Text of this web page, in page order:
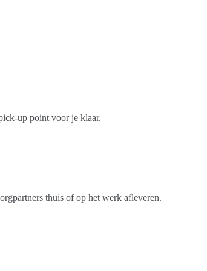
up point voor je klaar.
thuis of op het werk afleveren.